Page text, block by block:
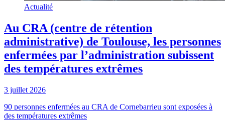
Actualité
Au CRA (centre de rétention
administrative) de Toulouse, les personnes
enfermées par l’administration subissent
des températures extrêmes
3 juillet 2026
90 personnes enfermées au CRA de Cornebarrieu sont exposées à
des températures extrêmes